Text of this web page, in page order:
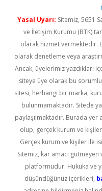
Yasal Uyarı: Sitemiz, 5651
ve İletişim Kurumu (BTK)
olarak hizmet vermektedir.
olarak denetleme veya
Ancak, üyelerimiz yazdıkları
siteye üye olarak bu
sitesi, herhangi bir marka,
bulunmamaktadır. Sitede
paylaşılmaktadır. Burada
olup, gerçek kurum ve
Gerçek kurum ve kişiler ile
Sitemiz, kar amacı
platformudur. Hukuka ve
düşündüğünüz içerikleri,